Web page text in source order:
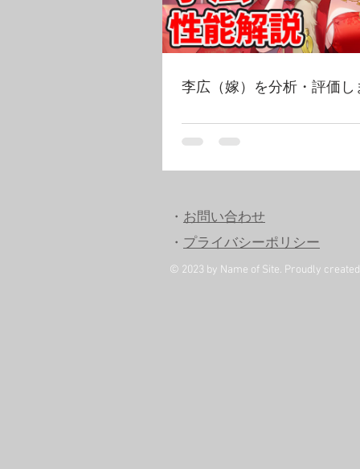
李広（嫁）を分析・評価し
・ お問い合わせ
・ プライバシーポリシー
© 2023 by Name of Site. Proudly